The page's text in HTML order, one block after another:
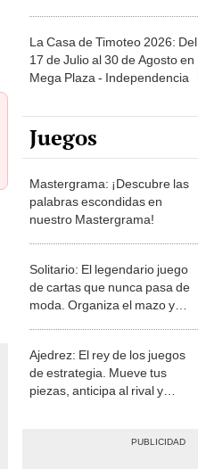
La Casa de Timoteo 2026: Del
17 de Julio al 30 de Agosto en
Mega Plaza - Independencia
Juegos
Mastergrama: ¡Descubre las
palabras escondidas en
nuestro Mastergrama!
Solitario: El legendario juego
de cartas que nunca pasa de
moda. Organiza el mazo y
Ajedrez: El rey de los juegos
de estrategia. Mueve tus
piezas, anticipa al rival y